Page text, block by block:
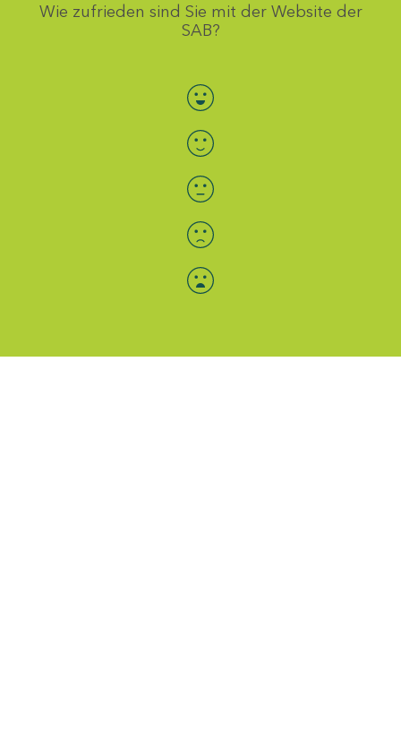
Wie zufrieden sind Sie mit der Website der
SAB?
Bewertung auswählen